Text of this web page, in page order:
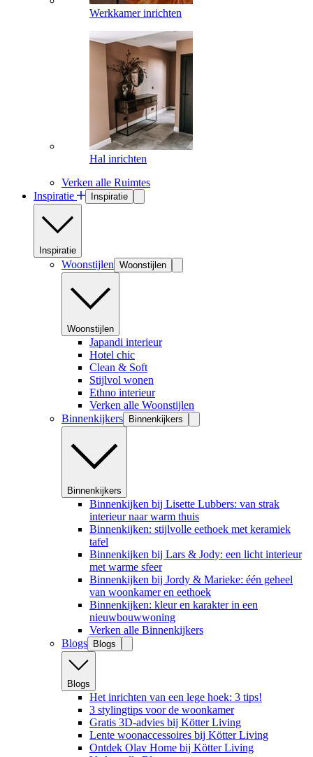
Werkkamer inrichten
Hal inrichten
Verken alle Ruimtes
Inspiratie
Inspiratie
Inspiratie
Woonstijlen Woonstijlen
Woonstijlen
Japandi interieur
Hotel chic
Clean & Soft
Stijlvol wonen
Ethno interieur
Verken alle Woonstijlen
Binnenkijkers
Binnenkijkers
Binnenkijkers
Binnenkijken bij Lisette Lubbers: van strak
interieur naar warm thuis
Binnenkijken: stijlvolle eethoek met keramiek
tafel
Binnenkijken bij Lars & Jody: een licht interieur
met warme sfeer
Binnenkijken bij Jordy & Marieke: één geheel
van woonkamer en eethoek
Binnenkijken: kleur en karakter in een
nieuwbouwwoning
Verken alle Binnenkijkers
Blogs
Blogs
Blogs
Het inrichten van een lege hoek: 3 tips!
3 stylingtips voor de woonkamer
Gratis 3D-advies bij Kötter Living
Lente woonaccessoires bij Kötter Living
Ontdek Olav Home bij Kötter Living